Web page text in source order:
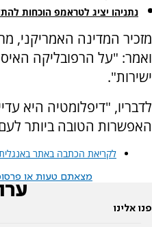
נתניהו יציג לטראמפ הוכחות
מזכיר המדינה האמריקני,
ואמר: "על הרפובליקה
ישירות".
לדבריו, "דיפלומטיה היא
האפשרות הטובה ביותר לעם
לקריאת הכתבה באתר
מצאתם טעות או
פנו אלינו